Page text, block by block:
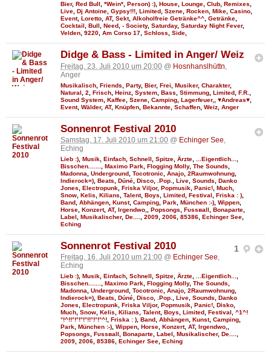
Bier, Red Bull *Wein* Person) :) House Lounge Club Remixes
Live Dj Antoine Gypsy!!! Limited Szene Rocken Mike Casino
Event, Loretto AT, Sekt, Alkoholfreie Getränke^^ Getränke
Cocktail
Bull Need - Society, Saturday, Saturday Night Fever,
Velden 9220 Am Corso 17 Schloss Side
Didge & Bass - Limited in Anger/ Weiz
Freitag, 23. Juli 2010 um 20:00 @ Hosnhanslhüttn
Anger
Musikalisch Friends Party, Bier, Frei Musiker, Charakter,
Natural
2 Frisch Heinz System Bass Stimmung Limited F.R.
Sound System Kaffee Szene Camping Lagerfeuer, ♥Andreas♥
Event, Wälder, AT, Knüpfen Bekannte Schaffen Weiz Anger
Sonnenrot Festival 2010
Samstag, 17. Juli 2010 um 21:00 @ Echinger See,
Eching
Lieb :) Musik Einfach Schnell Spitze Ärzte ...Eigentlich...
Bisschen.......
Maximo Park Flogging Molly, The Sounds
Madonna
Underground Tocotronic Anajo 2Raumwohnung
Indierock=) Beats Dúné Disco .Pop. Live Sounds
Danko
Jones
Electropunk Friska Viljor, Popmusik Panic! Much
Snow Kelis Kilians Talent, Boys Limited Festival Friska : )
Band Abhängen Kunst, Camping Park München :-) Wippen
Horse Konzert, AT, Irgendwo, Popsongs Fυѕѕвall Bonaparte
Label
Musikalischer, De.... 2009 2006 85386 Echinger See
Eching
1
Sonnenrot Festival 2010
Freitag, 16. Juli 2010 um 21:00 @ Echinger See,
Eching
Lieb :), Musik, Einfach, Schnell, Spitze, Ärzte, ...Eigentlich...,
Bisschen......., Maximo Park, Flogging Molly, The Sounds,
Madonna, Underground, Tocotronic, Anajo, 2Raumwohnung,
Indierock=), Beats, Dúné, Disco, .Pop., Live, Sounds, Danko
Jones, Electropunk, Friska Viljor, Popmusik, Panic!, Disko,
Much, Snow, Kelis, Kilians, Talent, Boys, Limited, Festival, ^1^!
°!^!!°!°!°!°!!°!°!°^!, Friska : ), Band, Abhängen, Kunst, Camping,
Park, München :-), Wippen, Horse, Konzert, AT, Irgendwo,,
Popsongs, Fυѕѕвall, Bonaparte, Label, Musikalischer, De....,
2009, 2006, 85386, Echinger See, Eching